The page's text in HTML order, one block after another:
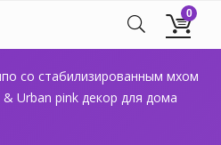
0
со стабилизированным мхом
Urban pink декор для дома